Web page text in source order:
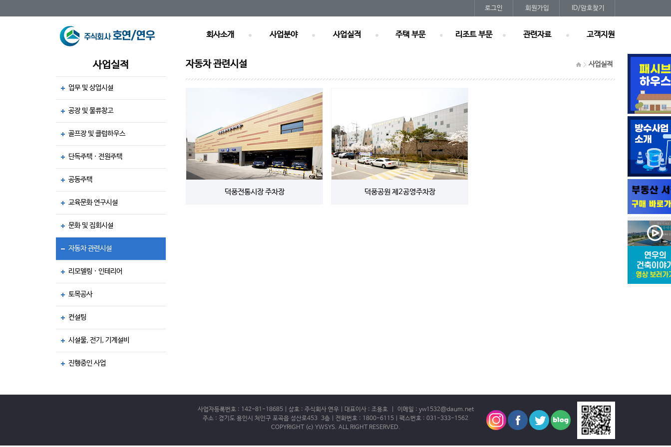
로그인 회원가입 ID/암호찾기
회사소개 사업분야 사업실적 주택 부문 리조트 부문 관련자료 고객지원
사업실적
업무 및 상업시설
공장 및 물류창고
골프장 및 클럽하우스
단독주택 · 전원주택
공동주택
교육문화 연구시설
문화 및 집회시설
자동차 관련시설
리모델링 · 인테리어
토목공사
컨설팅
시설물, 전기, 기계설비
진행중인 사업
자동차 관련시설 사업실적
덕풍전통시장 주차장 덕풍공원 제2공영주차장
사업자등록번호 : 142-81-18685 | 상호 : 주식회사 연우 | 대표이사 : 조용호 | 이메일 : yw1532@daum.net
주소 : 경기도 용인시 처인구 포곡읍 성산로453 3층 | 전화번호 : 1800-6115 | 팩스번호 : 031-333-1562
COPYRIGHT (c) YWSYS. ALL RIGHT RESERVED.